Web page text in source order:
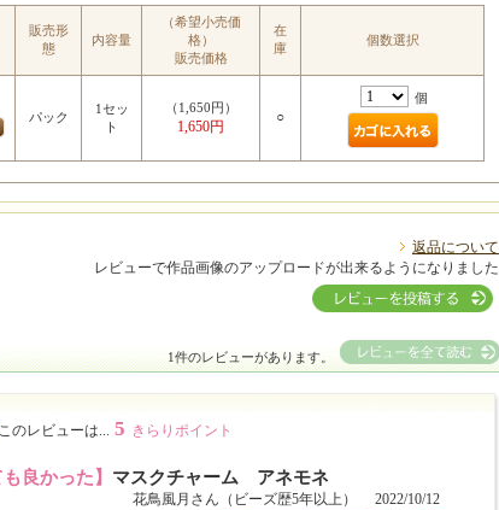
MIYUKI先生のポイント
販売形
態
内容量
（希望小売価
格）
販売価格
在
庫
個数選択
パック
1セッ
ト
（1,650円）
1,650円
○
個
返品について
レビューで作品画像のアップロードが出来るようになりました
1件のレビューがあります。
このレビューは... 5 きらりポイント
も良かった】 マスクチャーム アネモネ
花鳥風月さん（ビーズ歴5年以上） 2022/10/12